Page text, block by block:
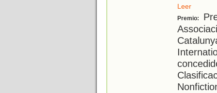
Leer
Premio: